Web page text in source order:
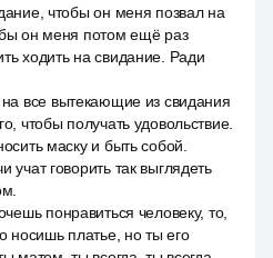
чтобы он меня позвал на
он меня потом ещё раз
ходить на свидание. Ради
все вытекающие из свидания
чтобы получать удовольствие.
маску и быть собой.
учат говорить так выглядеть
понравиться человеку, то,
носишь платье, но ты его